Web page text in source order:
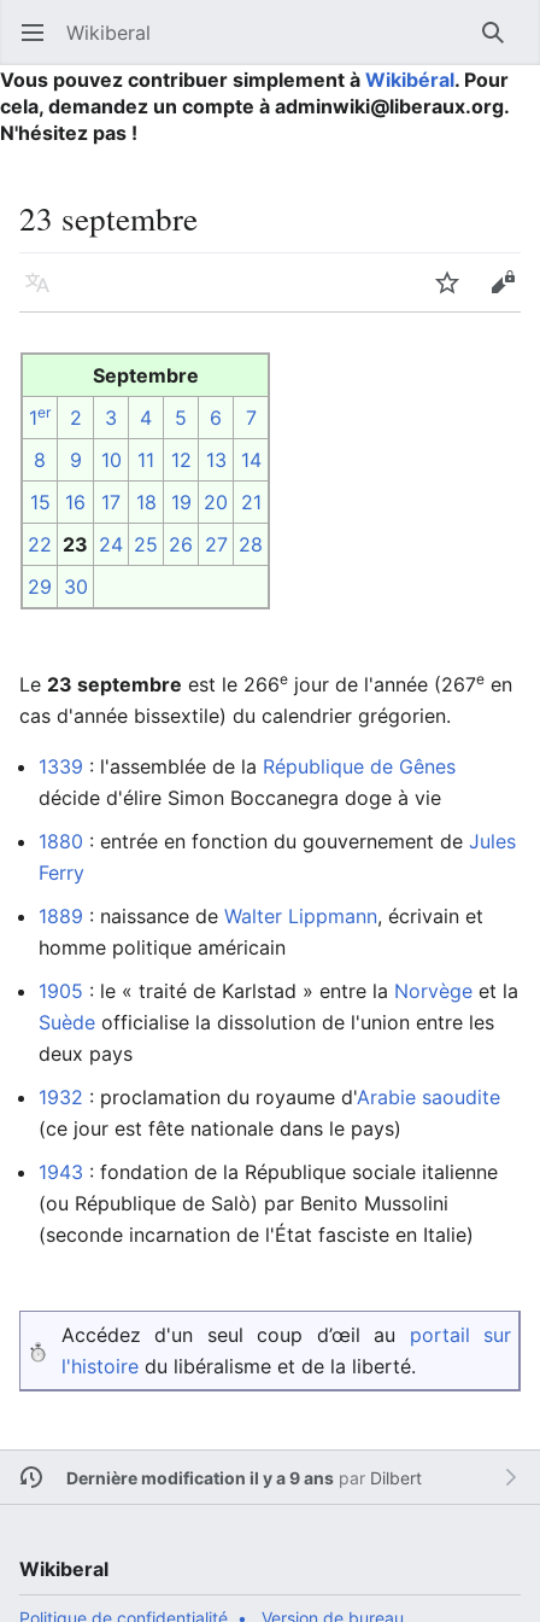
Ouvrir le menu principal Wikiberal
Vous pouvez contribuer simplement à Wikibéral. Pour
cela, demandez un compte à adminwiki@liberaux.org.
N'hésitez pas !
23 septembre
Langue Suivre
Septembre
1er 2 3 4 5 6
7
8
9 10 11 12 13
14
15
16 17 18 19 20
21
22 23 24 25 26 27 28
29 30
Le 23 septembre est le 266e jour de l'année (267e en
cas d'année bissextile) du calendrier grégorien.
1339 : l'assemblée de la République de Gênes
décide d'élire Simon Boccanegra doge à vie
1880 : entrée en fonction du gouvernement de Jules
Ferry
1889 : naissance de Walter Lippmann, écrivain et
homme politique américain
1905 : le « traité de Karlstad » entre la Norvège et la
Suède officialise la dissolution de l'union entre les
deux pays
1932 : proclamation du royaume d'Arabie saoudite
(ce jour est fête nationale dans le pays)
1943 : fondation de la République sociale italienne
(ou République de Salò) par Benito Mussolini
(seconde incarnation de l'État fasciste en Italie)
Accédez d'un seul coup d’œil au portail sur
l'histoire du libéralisme et de la liberté.
Dernière modification il y a 9 anspar Dilbert
Wikiberal
Politique de confidentialité Version de bureau